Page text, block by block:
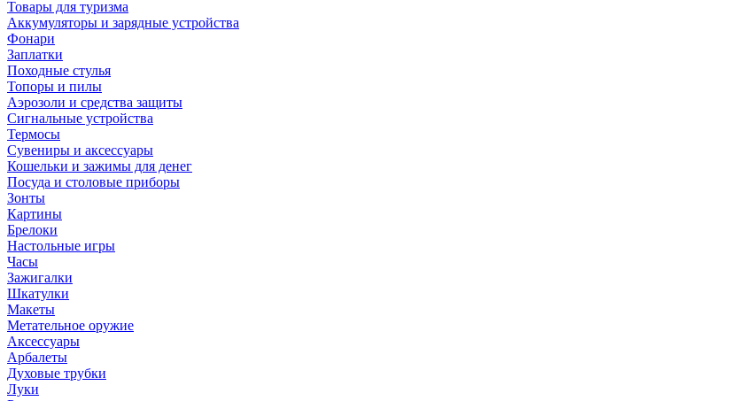
Товары для туризма
Аккумуляторы и зарядные устройства
Фонари
Заплатки
Походные стулья
Топоры и пилы
Аэрозоли и средства защиты
Сигнальные устройства
Термосы
Сувениры и аксессуары
Кошельки и зажимы для денег
Посуда и столовые приборы
Зонты
Картины
Брелоки
Настольные игры
Часы
Зажигалки
Шкатулки
Макеты
Метательное оружие
Аксессуары
Арбалеты
Духовые трубки
Луки